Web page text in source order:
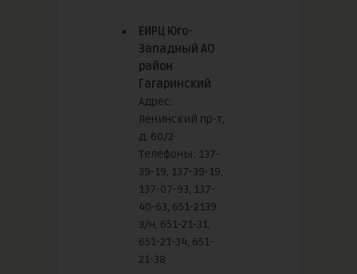
ЕИРЦ Юго-
Западный АО
район
Гагаринский
Адрес:
Ленинский пр-т,
д. 60/2
Телефоны: 137-
39-19, 137-39-19,
137-07-93, 137-
40-63, 651-2139
з/н, 651-21-31,
651-21-34, 651-
21-38